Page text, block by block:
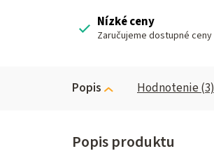
Nízké ceny
Zaručujeme dostupné ceny
Popis Hodnotenie (3)